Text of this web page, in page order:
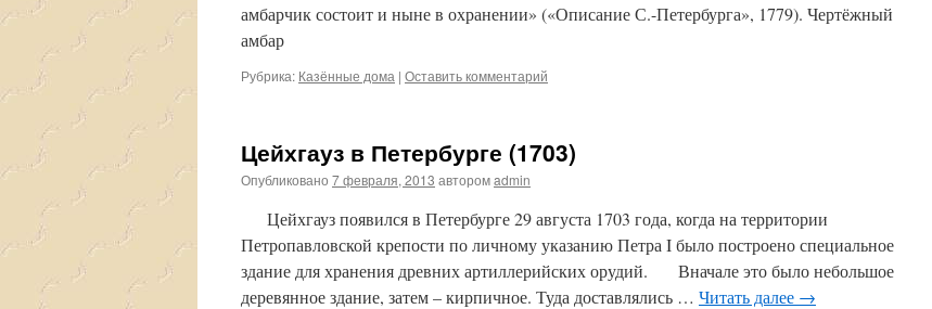
амбарчик состоит и ныне в охранении» («Описание С.-Петербурга», 1779). Чертёжный
амбар
Рубрика: Казённые дома | Оставить комментарий
Цейхгауз в Петербурге (1703)
Опубликовано 7 февраля, 2013 авторомadmin
Цейхгауз появился в Петербурге 29 августа 1703 года, когда на территории
Петропавловской крепости по личному указанию Петра I было построено специальное
здание для хранения древних артиллерийских орудий. Вначале это было небольшое
деревянное здание, затем – кирпичное. Туда доставлялись … Читать далее →